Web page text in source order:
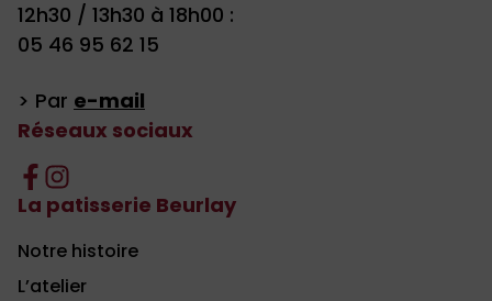
12h30 / 13h30 à 18h00 :
05 46 95 62 15
> Par e-mail
Réseaux sociaux
La patisserie Beurlay
Notre histoire
L’atelier